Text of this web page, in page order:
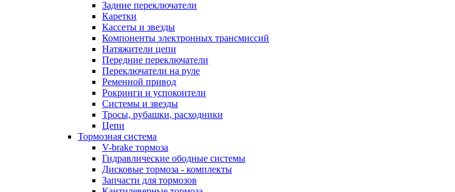
Задние переключатели
Каретки
Кассеты и звезды
Компоненты электронных трансмиссий
Натяжители цепи
Передние переключатели
Переключатели на руле
Ременной привод
Рокринги и успокоители
Системы и звезды
Тросы, рубашки, расходники
Цепи
Тормозная система
V-brake тормоза
Гидравлические ободные системы
Дисковые тормоза - комплекты
Запчасти для тормозов